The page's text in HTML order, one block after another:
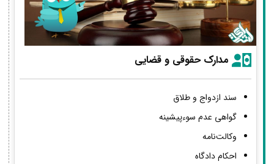
مدارک حقوقی و قضایی
سند ازدواج و طلاق
گواهی عدم سوءپیشینه
وکالت‌نامه
احکام دادگاه